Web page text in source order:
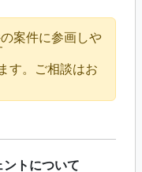
案件に参画しや
す。ご相談はお
トについて